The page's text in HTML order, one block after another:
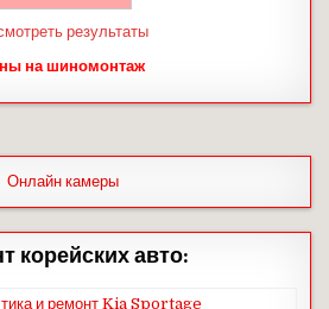
результаты
на шиномонтаж
Онлайн камеры
корейских авто: